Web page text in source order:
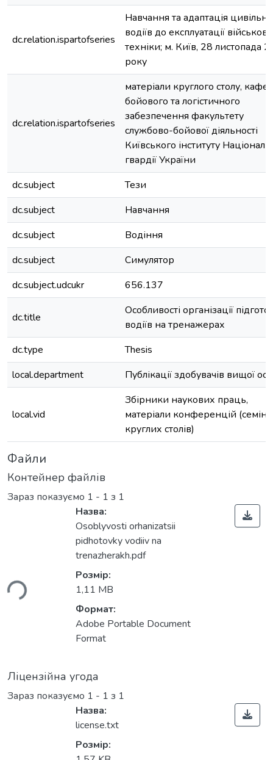
dc.relation.ispartofseries
Навчання та адаптація
водіїв до експлуатації
техніки; м. Київ, 28 листопада
року
dc.relation.ispartofseries
матеріали круглого столу,
бойового та логістичного
забезпечення факультету
службово-бойової діяльності
Київського інституту
гвардії України
dc.subject
Тези
dc.subject
Навчання
dc.subject
Водіння
dc.subject
Симулятор
dc.subject.udcukr
656.137
dc.title
Особливості організації
водіїв на тренажерах
dc.type
Thesis
local.department
Публікації здобувачів вищої
local.vid
Збірники наукових праць,
матеріали конференцій
круглих столів)
Файли
Контейнер файлів
Зараз показуємо 1 - 1 з 1
Назва:
Osoblyvosti orhanizatsii
pidhotovky vodiiv na
trenazherakh.pdf
Розмір:
1,11 MB
Формат:
Adobe Portable Document
Format
Ліцензійна угода
Зараз показуємо 1 - 1 з 1
Назва:
license.txt
Розмір: